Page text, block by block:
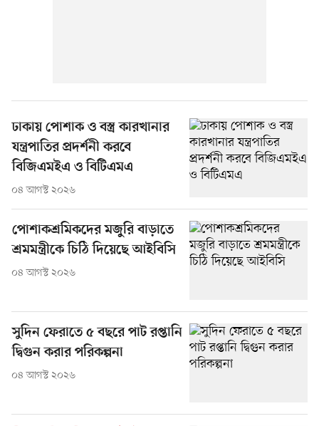
ঢাকায় পোশাক ও বস্ত্র কারখানার
যন্ত্রপাতির প্রদর্শনী করবে
বিজিএমইএ ও বিটিএমএ
০৪ আগস্ট ২০২৬
পোশাকশ্রমিকদের মজুরি বাড়াতে
শ্রমমন্ত্রীকে চিঠি দিয়েছে আইবিসি
০৪ আগস্ট ২০২৬
সুদিন ফেরাতে ৫ বছরে পাট রপ্তানি
দ্বিগুন করার পরিকল্পনা
০৪ আগস্ট ২০২৬